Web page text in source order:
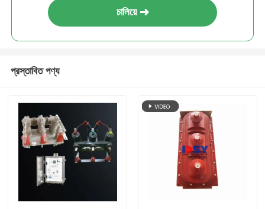
সব ক্ষেত্রেই
মাঝারি ভোল্টেজ সুইচগার্ড
নিম্ন ভোল্টেজ সুইচআউট
চালিয়ে
প্রস্তাবিত পণ্য